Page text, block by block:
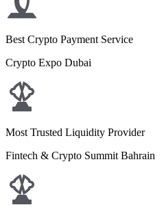
Best Crypto Payment Service
Crypto Expo Dubai
Most Trusted Liquidity Provider
Fintech & Crypto Summit Bahrain